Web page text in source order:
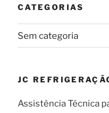
CATEGORIAS
Sem categoria
JC
Assistência Técnica